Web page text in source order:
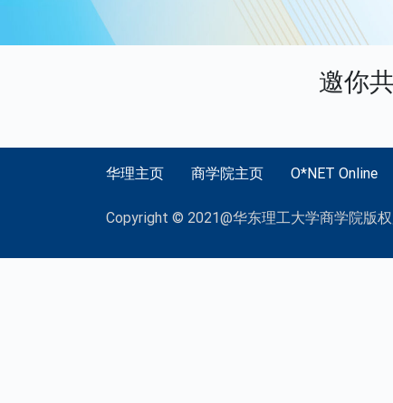
邀你
华理主页 商学院主页 O*NET Online
Copyright © 2021@华东理工大学商学院版